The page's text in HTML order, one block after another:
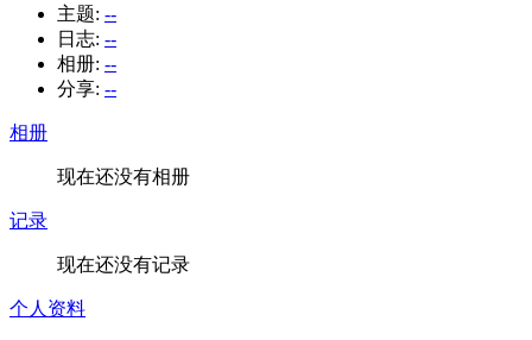
主题: --
日志: --
相册: --
分享: --
相册
现在还没有相册
记录
现在还没有记录
个人资料